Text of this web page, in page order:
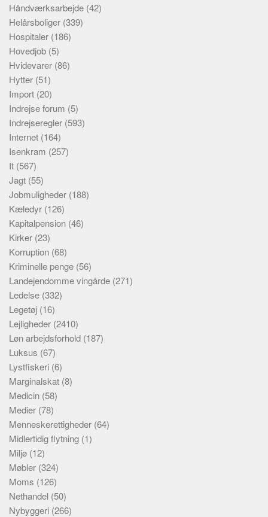
Håndværksarbejde (42)
Helårsboliger (339)
Hospitaler (186)
Hovedjob (5)
Hvidevarer (86)
Hytter (51)
Import (20)
Indrejse forum (5)
Indrejseregler (593)
Internet (164)
Isenkram (257)
It (567)
Jagt (55)
Jobmuligheder (188)
Kæledyr (126)
Kapitalpension (46)
Kirker (23)
Korruption (68)
Kriminelle penge (56)
Landejendomme vingårde (271)
Ledelse (332)
Legetøj (16)
Lejligheder (2410)
Løn arbejdsforhold (187)
Luksus (67)
Lystfiskeri (6)
Marginalskat (8)
Medicin (58)
Medier (78)
Menneskerettigheder (64)
Midlertidig flytning (1)
Miljø (12)
Møbler (324)
Moms (126)
Nethandel (50)
Nybyggeri (266)